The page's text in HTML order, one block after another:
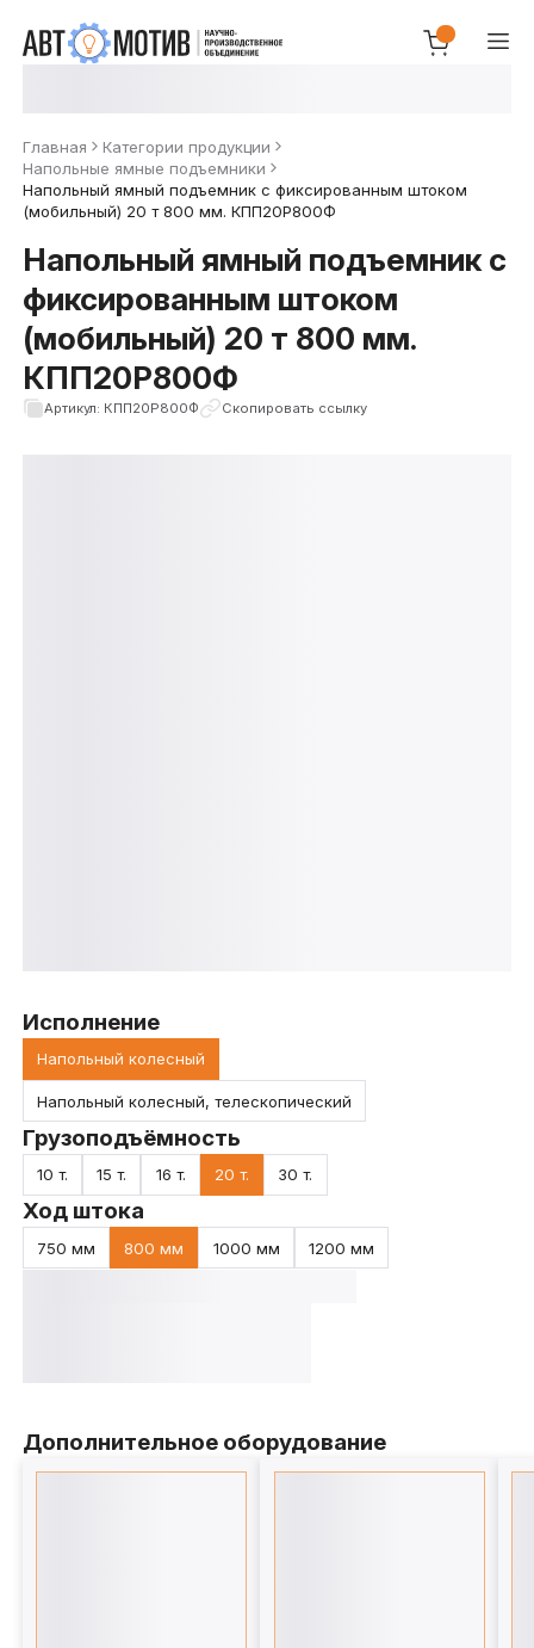
Главная
Категории продукции
Напольные ямные подъемники
Напольный ямный подъемник с фиксированным штоком
(мобильный) 20 т 800 мм. КПП20Р800Ф
Напольный ямный подъемник с
фиксированным штоком
(мобильный) 20 т 800 мм.
КПП20Р800Ф
Артикул: КПП20Р800Ф Скопировать ссылку
Исполнение
Напольный колесный
Напольный колесный, телескопический
Грузоподъёмность
10 т. 15 т. 16 т. 20 т. 30 т.
Ход штока
750 мм 800 мм 1000 мм 1200 мм
Дополнительное оборудование